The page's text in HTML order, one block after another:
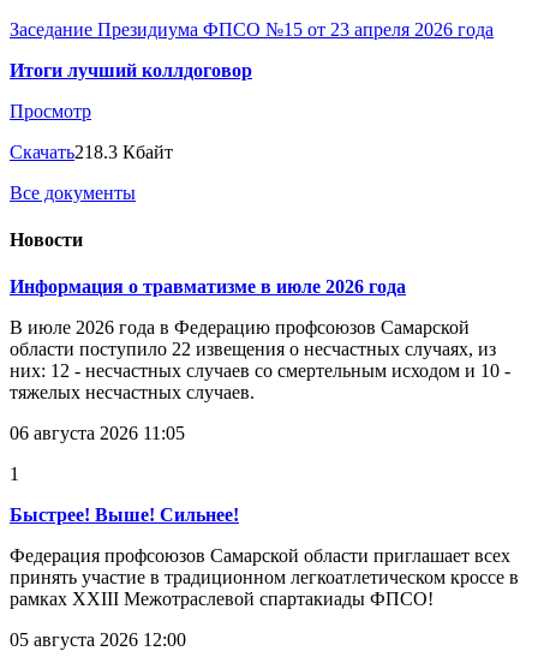
Заседание Президиума ФПСО №15 от 23 апреля 2026 года
Итоги лучший коллдоговор
Просмотр
Скачать218.3 Кбайт
Все документы
Новости
Информация о травматизме в июле 2026 года
В июле 2026 года в Федерацию профсоюзов Самарской
области поступило 22 извещения о несчастных случаях, из
них: 12 - несчастных случаев со смертельным исходом и 10 -
тяжелых несчастных случаев.
06 августа 2026 11:05
1
Быстрее! Выше! Сильнее!
Федерация профсоюзов Самарской области приглашает всех
принять участие в традиционном легкоатлетическом кроссе в
рамках XXIII Межотраслевой спартакиады ФПСО!
05 августа 2026 12:00